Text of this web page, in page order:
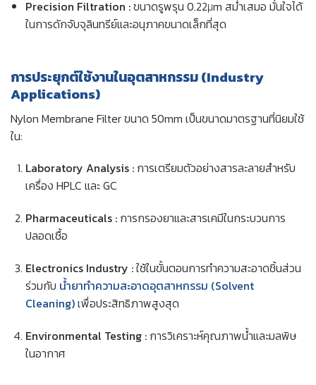
Precision Filtration :ขนาดรูพรุน 0.22μm สม่ำเสมอ มั่นใจได้
ในการดักจับจุลินทรีย์และอนุภาคขนาดเล็กที่สุด
การประยุกต์ใช้งานในอุตสาหกรรม (Industry
Applications)
Nylon Membrane Filter ขนาด 50mm เป็นขนาดมาตรฐานที่นิยมใช้
ใน:
Laboratory Analysis :การเตรียมตัวอย่างสารละลายสำหรับ
เครื่อง HPLC และ GC
Pharmaceuticals :การกรองยาและสารเคมีในกระบวนการ
ปลอดเชื้อ
Electronics Industry :ใช้ในขั้นตอนการทำความสะอาดชิ้นส่วน
ร่วมกับ น้ำยาทำความสะอาดอุตสาหกรรม (Solvent
Cleaning)เพื่อประสิทธิภาพสูงสุด
Environmental Testing :การวิเคราะห์คุณภาพน้ำและมลพิษ
ในอากาศ